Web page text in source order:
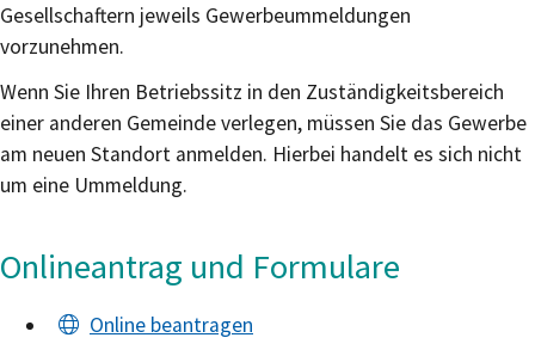
Gesellschaftern jeweils Gewerbeummeldungen
vorzunehmen.
Wenn Sie Ihren Betriebssitz in den Zuständigkeitsbereich
einer anderen Gemeinde verlegen, müssen Sie das Gewerbe
am neuen Standort anmelden. Hierbei handelt es sich nicht
um eine Ummeldung.
Onlineantrag und Formulare
Online beantragen